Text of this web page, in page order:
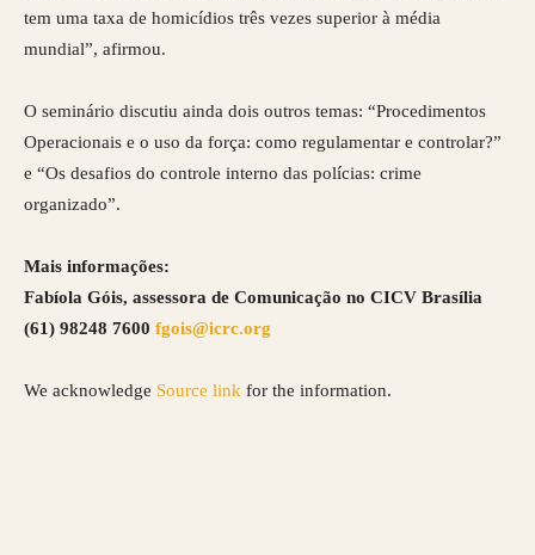
tem uma taxa de homicídios três vezes superior à média
mundial”, afirmou.
O seminário discutiu ainda dois outros temas: “Procedimentos
Operacionais e o uso da força: como regulamentar e controlar?”
e “Os desafios do controle interno das polícias: crime
organizado”.
Mais informações:
Fabíola Góis, assessora de Comunicação no CICV Brasília
(61) 98248 7600 fgois@icrc.org
We acknowledge Source link for the information.